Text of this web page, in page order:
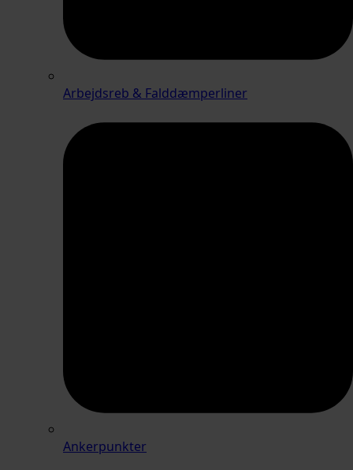
Arbejdsreb & Falddæmperliner
Ankerpunkter